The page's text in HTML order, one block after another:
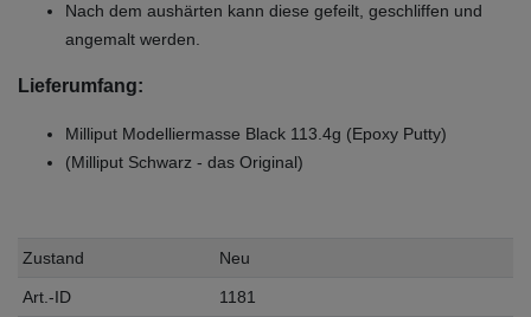
Nach dem aushärten kann diese gefeilt, geschliffen und
angemalt werden.
Lieferumfang:
Milliput Modelliermasse Black 113.4g (Epoxy Putty)
(Milliput Schwarz - das Original)
Zustand Neu
Art.-ID 1181